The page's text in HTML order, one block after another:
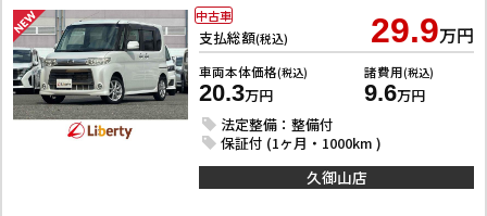
支払総額(税込) 29.9万円
車両本体価格(税込)
20.3万円
諸費用(税込)
9.6万円
法定整備：整備付
保証付 (1ヶ月・1000km )
中古車
久御山店